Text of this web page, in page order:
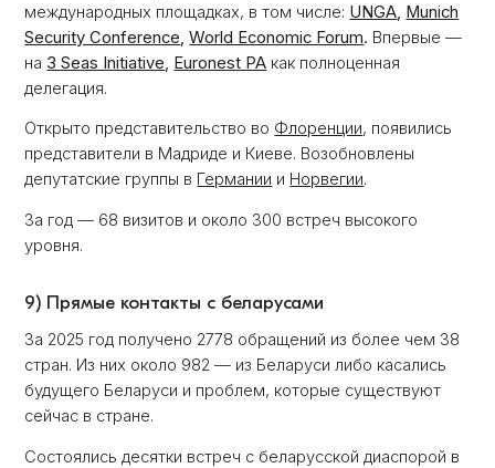
международных площадках, в том числе: UNGA, Munich
Security Conference,World Economic Forum. Впервые —
на 3 Seas Initiative, Euronest PA как полноценная
делегация.
Открыто представительство во Флоренции, появились
представители в Мадриде и Киеве. Возобновлены
депутатские группы в Германии и Норвегии.
За год — 68 визитов и около 300 встреч высокого
уровня.
9) Прямые контакты с беларусами
За 2025 год получено 2778 обращений из более чем 38
стран. Из них около 982 — из Беларуси либо касались
будущего Беларуси и проблем, которые существуют
сейчас в стране.
Состоялись десятки встреч с беларусской диаспорой в